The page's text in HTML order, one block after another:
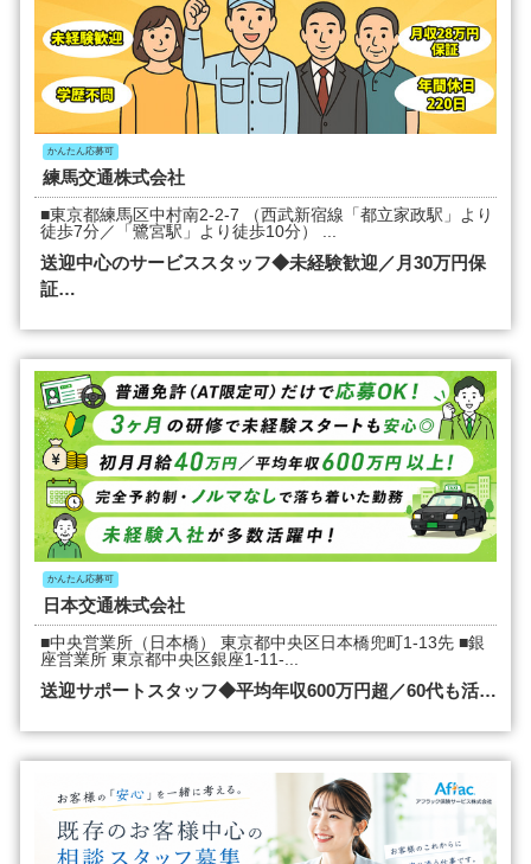
かんたん応募可
練馬交通株式会社
■東京都練馬区中村南2-2-7 （西武新宿線「都立家政駅」より
徒歩7分／「鷺宮駅」より徒歩10分） ...
送迎中心のサービススタッフ◆未経験歓迎／月30万円保
証…
かんたん応募可
日本交通株式会社
■中央営業所（日本橋） 東京都中央区日本橋兜町1-13先 ■銀
座営業所 東京都中央区銀座1-11-...
送迎サポートスタッフ◆平均年収600万円超／60代も活…